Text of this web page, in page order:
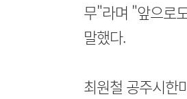
무"라며 "앞으로
말했다.
최원철 공주시한